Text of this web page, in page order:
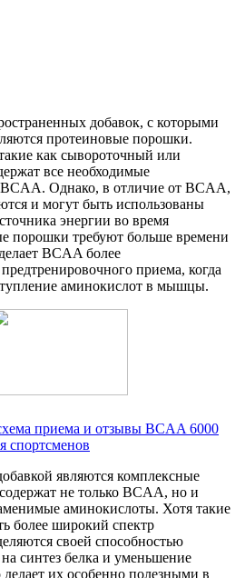
добавок, с которыми
протеиновые порошки.
как сывороточный или
все необходимые
Однако, в отличие от BCAA,
и могут быть использованы
энергии во время
порошки требуют больше времени
BCAA более
приема, когда
аминокислот в мышцы.
приема и отзывы BCAA 6000
спортсменов
являются комплексные
не только BCAA, но и
аминокислоты. Хотя такие
более широкий спектр
своей способностью
синтез белка и уменьшение
их особенно полезными в